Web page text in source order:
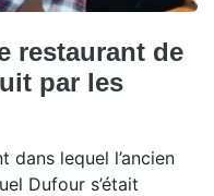
restaurant de
par les
dans lequel l’ancien
Dufour s’était